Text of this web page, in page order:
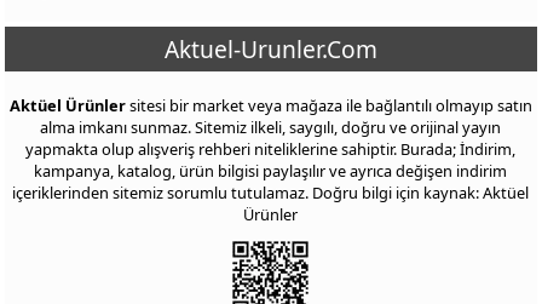
Aktuel-Urunler.Com
Aktüel Ürünlersitesi bir market veya mağaza ile bağlantılı olmayıp satın
alma imkanı sunmaz. Sitemiz ilkeli, saygılı, doğru ve orijinal yayın
yapmakta olup alışveriş rehberi niteliklerine sahiptir. Burada; İndirim,
kampanya, katalog, ürün bilgisi paylaşılır ve ayrıca değişen indirim
içeriklerinden sitemiz sorumlu tutulamaz. Doğru bilgi için kaynak: Aktüel
Ürünler